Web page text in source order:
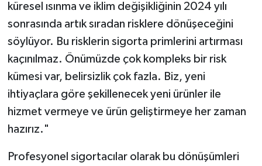
küresel ısınma ve iklim değişikliğinin 2024 yılı
sonrasında artık sıradan risklere dönüşeceğini
söylüyor. Bu risklerin sigorta primlerini artırması
kaçınılmaz. Önümüzde çok kompleks bir risk
kümesi var, belirsizlik çok fazla. Biz, yeni
ihtiyaçlara göre şekillenecek yeni ürünler ile
hizmet vermeye ve ürün geliştirmeye her zaman
hazırız."
Profesyonel sigortacılar olarak bu dönüşümleri